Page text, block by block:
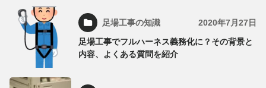
足場工事の知識 2020年7月27日
足場工事でフルハーネス義務化に？その背景と
内容、よくある質問を紹介